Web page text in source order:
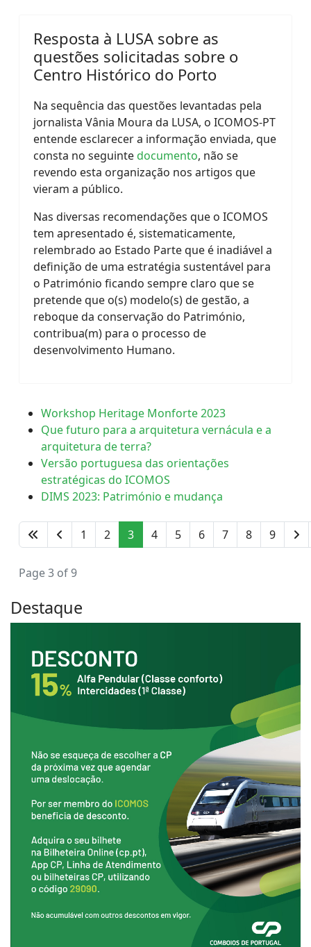
Resposta à LUSA sobre as
questões solicitadas sobre o
Centro Histórico do Porto
Na sequência das questões levantadas pela
jornalista Vânia Moura da LUSA, o ICOMOS-PT
entende esclarecer a informação enviada, que
consta no seguintedocumento, não se
revendo esta organização nos artigos que
vieram a público.
Nas diversas recomendações que o ICOMOS
tem apresentado é, sistematicamente,
relembrado ao Estado Parte que é inadiável a
definição de uma estratégia sustentável para
o Património ficando sempre claro que se
pretende que o(s) modelo(s) de gestão, a
reboque da conservação do Património,
contribua(m) para o processo de
desenvolvimento Humano.
Workshop Heritage Monforte 2023
Que futuro para a arquitetura vernácula e a
arquitetura de terra?
Versão portuguesa das orientações
estratégicas do ICOMOS
DIMS 2023: Património e mudança
1 2 3 4 5 6 7 8 9
Page 3 of 9
Destaque